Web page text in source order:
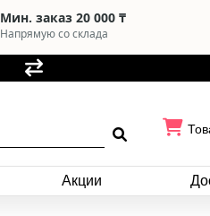
Мин. заказ 20 000 ₸
Напрямую со склада
Акции